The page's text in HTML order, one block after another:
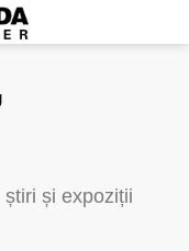
și expoziții